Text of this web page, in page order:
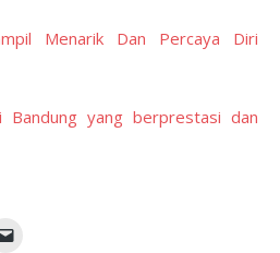
Menarik Dan Percaya Diri
Bandung yang berprestasi dan